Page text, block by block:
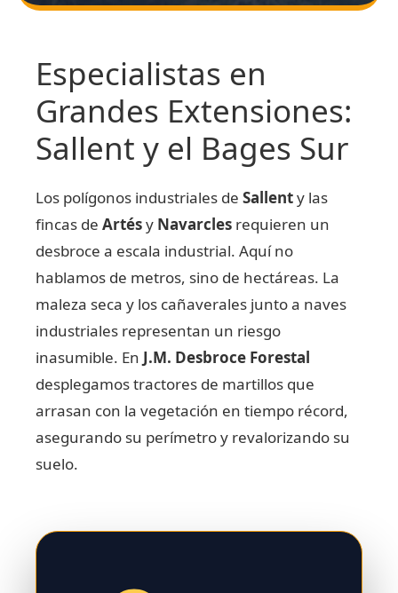
Especialistas en
Grandes Extensiones:
Sallent y el Bages Sur
Los polígonos industriales de Sallenty las
fincas de Artésy Navarcles requieren un
desbroce a escala industrial. Aquí no
hablamos de metros, sino de hectáreas. La
maleza seca y los cañaverales junto a naves
industriales representan un riesgo
inasumible. En J.M. Desbroce Forestal
desplegamos tractores de martillos que
arrasan con la vegetación en tiempo récord,
asegurando su perímetro y revalorizando su
suelo.